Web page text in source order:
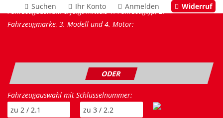
Suchen Ihr Konto Anmelden Widerruf
Fahrzeugauswahl erfolgt mittels 1. Fahrzeugtyp, 2.
Fahrzeugmarke, 3. Modell und 4. Motor:
ODER
Fahrzeugauswahl mit Schlüsselnummer: